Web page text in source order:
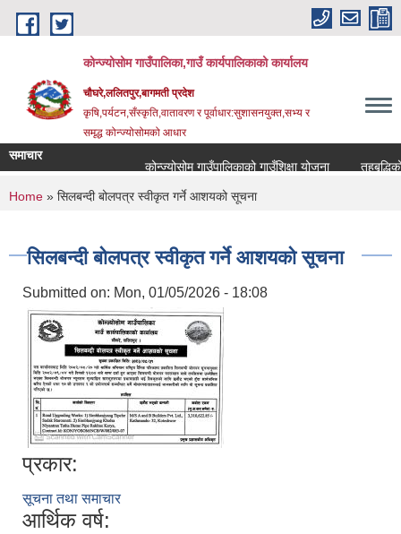
Skip to main content
कोन्ज्योसोम गाउँपालिका,गाउँ कार्यपालिकाको कार्यालय
चौघरे,ललितपुर,बागमती प्रदेश
कृषि,पर्यटन,सँस्कृति,वातावरण र पूर्वाधार:सुशासनयुक्त,सभ्य र
समृद्ध कोन्ज्योसोमको आधार
समाचार
कोन्ज्योसोम गाउँपालिकाको गाउँशिक्षा योजना
You are here
Home » सिलबन्दी बोलपत्र स्वीकृत गर्ने आशयको सूचना
सिलबन्दी बोलपत्र स्वीकृत गर्ने आशयको सूचना
Submitted on: Mon, 01/05/2026 - 18:08
प्रकार:
सूचना तथा समाचार
आर्थिक वर्ष: